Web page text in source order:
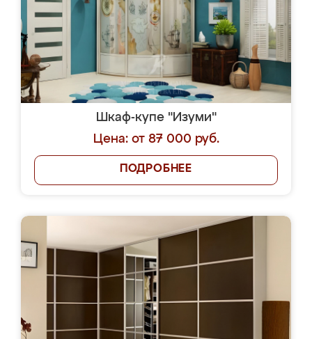
Шкаф-купе "Изуми"
Цена: от 87 000 руб.
ПОДРОБНЕЕ